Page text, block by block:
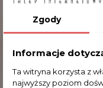
dumnym
Zgody
Informacje
Ta witryna korzysta z
najwyższy poziom